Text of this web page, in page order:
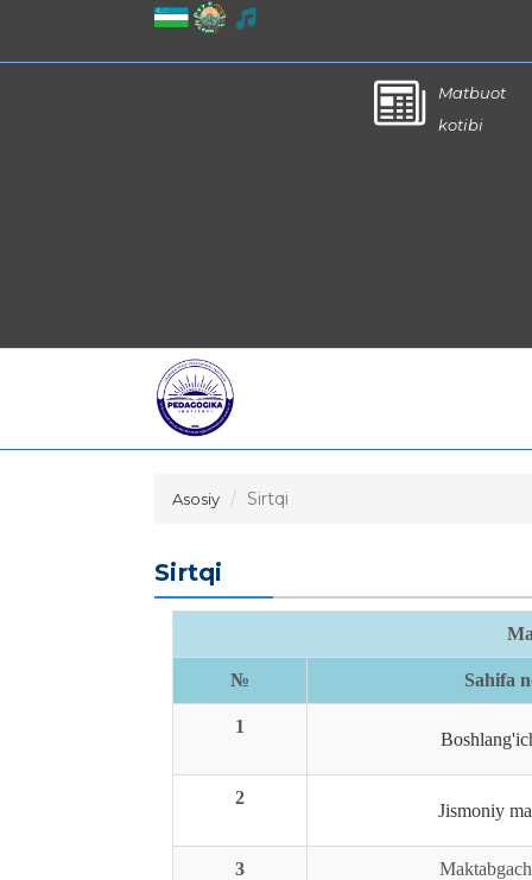
Matbuot
kotibi
Asosiy Sirtqi
Sirtqi
№ Sahifa
1
2
Jismoniy
3